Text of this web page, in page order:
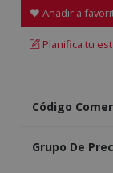
Añadir a
Planifica tu
Código
Grupo De